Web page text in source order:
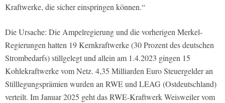
Kraftwerke, die sicher einspringen können.“
Die Ursache: Die Ampelregierung und die vorherigen Merkel-
Regierungen hatten 19 Kernkraftwerke (30 Prozent des deutschen
Strombedarfs) stillgelegt und allein am 1.4.2023 gingen 15
Kohlekraftwerke vom Netz. 4,35 Milliarden Euro Steuergelder an
Stilllegungsprämien wurden an RWE und LEAG (Ostdeutschland)
verteilt. Im Januar 2025 geht das RWE-Kraftwerk Weisweiler vom